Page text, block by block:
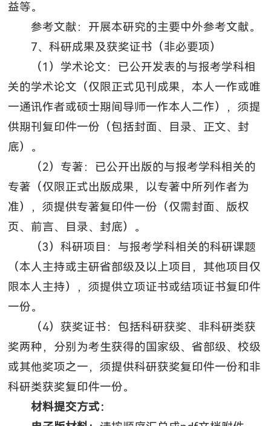
益等。
参考文献：开展本研究的主要中外参考文献。
7、科研成果及获奖证书（非必要项）
（1）学术论文：已公开发表的与报考学科相
关的学术论文（仅限正式见刊成果，本人一作或唯
一通讯作者或硕士期间导师一作本人二作），须提
供期刊复印件一份（包括封面、目录、正文、封
底）。
（2）专著：已公开出版的与报考学科相关的
专著（仅限正式出版成果，以专著中所列作者为
准），须提供专著复印件一份（仅需封面、版权
页、前言、目录、封底）。
（3）科研项目：与报考学科相关的科研课题
（本人主持或主研省部级及以上项目，其他项目仅
限本人主持），须提供立项证书或结项证书复印件
一份。
（4）获奖证书：包括科研获奖、非科研类获
奖两种，分别为考生获得的国家级、省部级、校级
或其他奖项之一，须提供科研获奖复印件一份和非
科研类获奖复印件一份。
材料提交方式：